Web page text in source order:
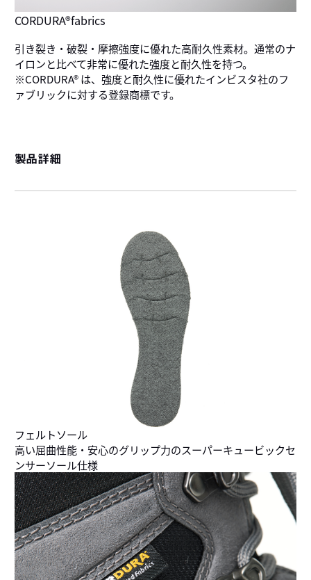
CORDURA®fabrics
引き裂き・破裂・摩擦強度に優れた高耐久性素材。通常のナ
イロンと比べて非常に優れた強度と耐久性を持つ。
※CORDURA® は、強度と耐久性に優れたインビスタ社のフ
ァブリックに対する登録商標です。
製品詳細
フェルトソール
高い屈曲性能・安心のグリップ力のスーパーキュービックセ
ンサーソール仕様